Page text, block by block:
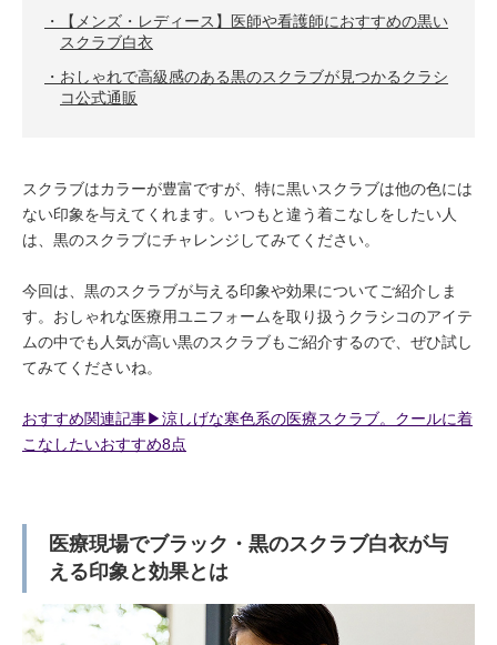
【メンズ・レディース】医師や看護師におすすめの黒い
スクラブ白衣
おしゃれで高級感のある黒のスクラブが見つかるクラシ
コ公式通販
スクラブはカラーが豊富ですが、特に黒いスクラブは他の色には
ない印象を与えてくれます。いつもと違う着こなしをしたい人
は、黒のスクラブにチャレンジしてみてください。
今回は、黒のスクラブが与える印象や効果についてご紹介しま
す。おしゃれな医療用ユニフォームを取り扱うクラシコのアイテ
ムの中でも人気が高い黒のスクラブもご紹介するので、ぜひ試し
てみてくださいね。
おすすめ関連記事▶︎涼しげな寒色系の医療スクラブ。クールに着
こなしたいおすすめ8点
医療現場でブラック・黒のスクラブ白衣が与
える印象と効果とは